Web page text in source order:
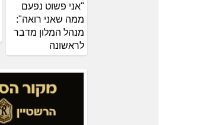
"אני פשוט נפעם
ממה שאני רואה":
מנהל המלון מדבר
לראשונה